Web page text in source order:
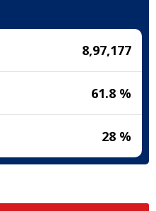
8,97,177
61.8 %
28 %